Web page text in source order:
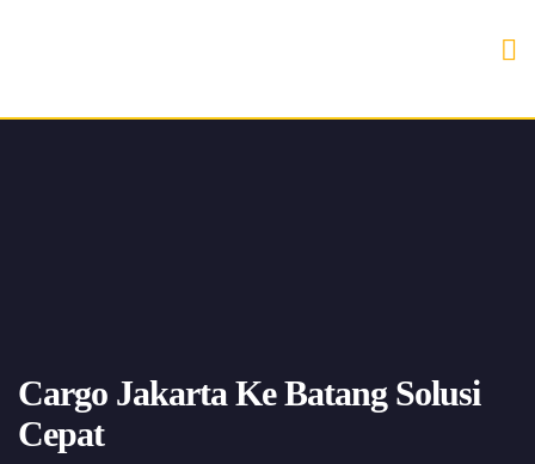
Cargo Jakarta Ke Batang Solusi
Cepat